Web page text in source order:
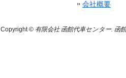
会社概要
Copyright © 有限会社 函館代車センター. 函